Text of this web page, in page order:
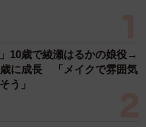
ちゃんさんをそっちのけ
いねえわ、天才の発想じ
ー様ちゃんの才能に感心
！間違いねえわ！」と母
んさんは、その日から毎
」10歳で綾瀬はるかの娘役→
に成長 「メイクで雰囲気
う」